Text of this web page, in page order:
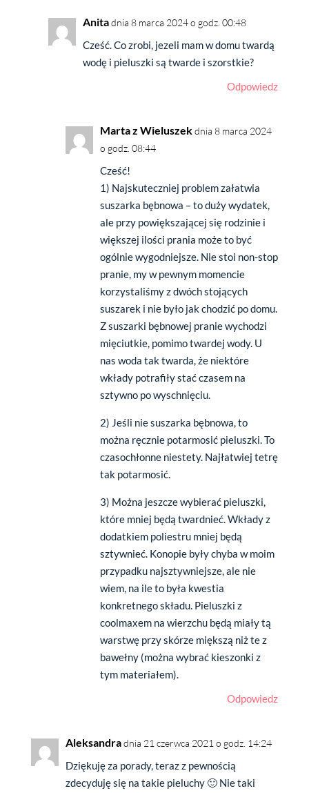
Anitadnia 8 marca 2024 o godz. 00:48
Cześć. Co zrobi, jezeli mam w domu twardą
wodę i pieluszki są twarde i szorstkie?
Odpowiedz
Marta z Wieluszekdnia 8 marca 2024
o godz. 08:44
Cześć!
1) Najskuteczniej problem załatwia
suszarka bębnowa – to duży wydatek,
ale przy powiększającej się rodzinie i
większej ilości prania może to być
ogólnie wygodniejsze. Nie stoi non-stop
pranie, my w pewnym momencie
korzystaliśmy z dwóch stojących
suszarek i nie było jak chodzić po domu.
Z suszarki bębnowej pranie wychodzi
mięciutkie, pomimo twardej wody. U
nas woda tak twarda, że niektóre
wkłady potrafiły stać czasem na
sztywno po wyschnięciu.
2) Jeśli nie suszarka bębnowa, to
można ręcznie potarmosić pieluszki. To
czasochłonne niestety. Najłatwiej tetrę
tak potarmosić.
3) Można jeszcze wybierać pieluszki,
które mniej będą twardnieć. Wkłady z
dodatkiem poliestru mniej będą
sztywnieć. Konopie były chyba w moim
przypadku najsztywniejsze, ale nie
wiem, na ile to była kwestia
konkretnego składu. Pieluszki z
coolmaxem na wierzchu będą miały tą
warstwę przy skórze miększą niż te z
bawełny (można wybrać kieszonki z
tym materiałem).
Odpowiedz
Aleksandradnia 21 czerwca 2021 o godz. 14:24
Dziękuję za porady, teraz z pewnością
zdecyduję się na takie pieluchy 🙂 Nie taki